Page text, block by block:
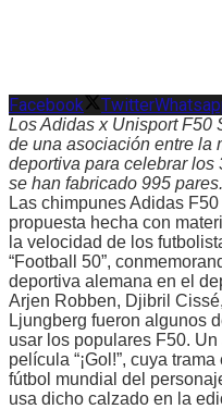
Facebook Twitter
Los Adidas x Unisport F50
de una asociación entre la
deportiva para celebrar los
se han fabricado 995 pares.
Las chimpunes Adidas
propuesta hecha con
la velocidad de los
“Football 50”,
deportiva alemana en el
Arjen Robben, Djibril
Ljungberg fueron algunos
usar los populares F50.
película “¡Gol!”, cuya
fútbol mundial del
usa dicho calzado en la